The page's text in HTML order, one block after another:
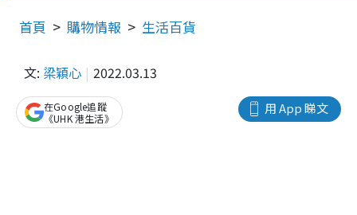
首頁 購物情報 生活百貨
文: 梁穎心 2022.03.13
用 App 睇文
在Google追蹤
《UHK 港生活》